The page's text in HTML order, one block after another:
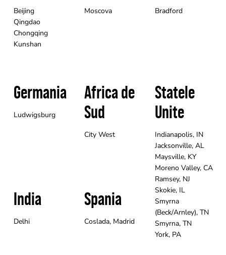
Beijing
Qingdao
Chongqing
Kunshan
Moscova Bradford
Germania
Ludwigsburg
Africa de
Sud
City West
Statele
Unite
Indianapolis, IN
Jacksonville, AL
Maysville, KY
Moreno Valley, CA
Ramsey, NJ
Skokie, IL
Smyrna
(Beck/Arnley), TN
Smyrna, TN
York, PA
India
Delhi
Spania
Coslada, Madrid